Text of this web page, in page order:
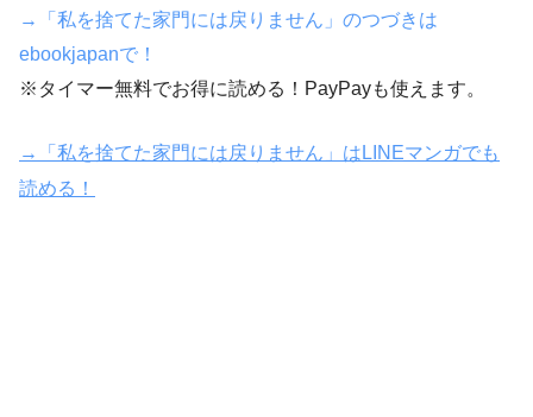
→「私を捨てた家門には戻りません」のつづきは
ebookjapanで！
※タイマー無料でお得に読める！PayPayも使えます。
→「私を捨てた家門には戻りません」はLINEマンガでも
読める！